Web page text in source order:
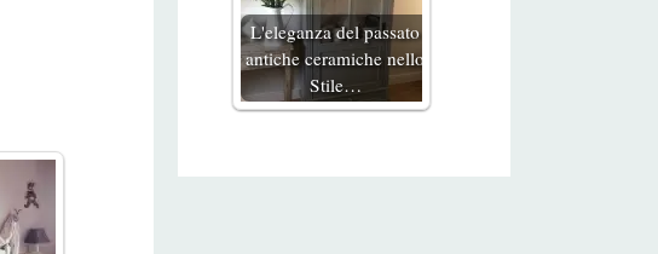
L'eleganza del passato
antiche ceramiche nello
Stile…